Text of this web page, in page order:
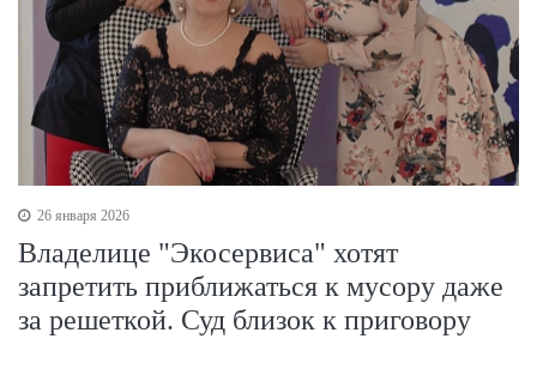
26 января 2026
Владелице "Экосервиса" хотят
запретить приближаться к мусору даже
за решеткой. Суд близок к приговору